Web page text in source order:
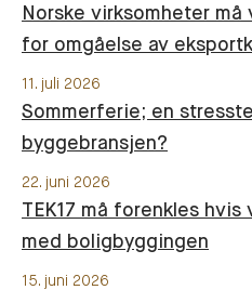
Norske virksomheter
for omgåelse av
11. juli 2026
Sommerferie; en
byggebransjen?
22. juni 2026
TEK17 må forenkles hvis
med boligbyggingen
15. juni 2026